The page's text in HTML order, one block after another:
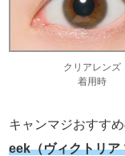
クリアレンズ
着用時
キャンマジおすす
eek（ヴィクトリア